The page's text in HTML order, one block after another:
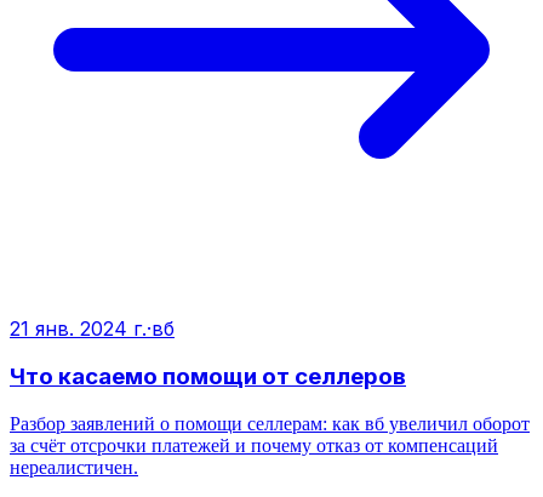
21 янв. 2024 г.·вб
Что касаемо помощи от селлеров
Разбор заявлений о помощи селлерам: как вб увеличил оборот
за счёт отсрочки платежей и почему отказ от компенсаций
нереалистичен.